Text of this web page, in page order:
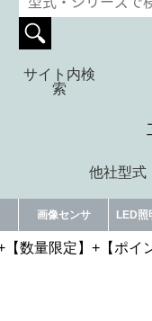
サイト内検
索
他社型式
画像センサ LED照
数量限定】+【ポイ